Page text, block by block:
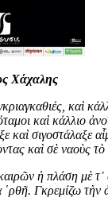
Χάχαλης
καὶ
καὶ κάλλιο
καὶ σιγοστάλαξε
καὶ σὲ ναοὺς
ἡ πλάση μὲ τ᾿
Γκρεμίζω τὴν